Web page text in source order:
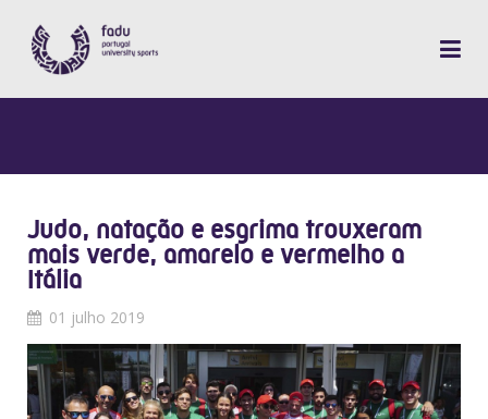
Judo, natação e esgrima trouxeram
mais verde, amarelo e vermelho a
Itália
01 julho 2019